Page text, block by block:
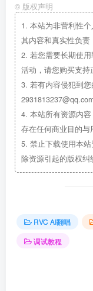
© 版权声明
1. 本站为非营利性
其内容和真实性负责
2. 若您需要长期使
活动，请您购买支持
3. 若有内容侵犯到
4. 本站所有资源内
存在任何商业目的与
5. 禁止下载使用本
除资源引起的版权纠
RVC AI翻唱
调试教程